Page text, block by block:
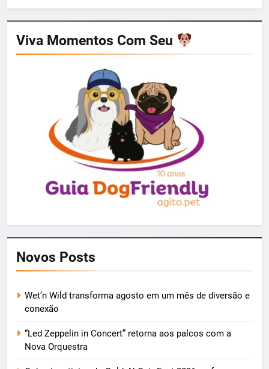
Viva Momentos Com Seu
Novos Posts
Wet’n Wild transforma agosto em um mês de diversão e
conexão
“Led Zeppelin in Concert” retorna aos palcos com a
Nova Orquestra